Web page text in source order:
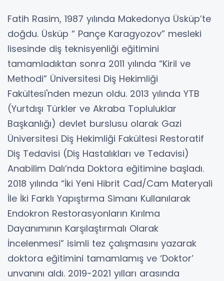
Fatih Rasim, 1987 yılında Makedonya Üsküp’te
doğdu. Üsküp “ Pançe Karagyozov” mesleki
lisesinde diş teknisyenliği eğitimini
tamamladıktan sonra 2011 yılında “Kiril ve
Methodi” Üniversitesi Diş Hekimliği
Fakültesi'nden mezun oldu. 2013 yılında YTB
(Yurtdışı Türkler ve Akraba Topluluklar
Başkanlığı) devlet burslusu olarak Gazi
Üniversitesi Diş Hekimliği Fakültesi Restoratif
Diş Tedavisi (Diş Hastalıkları ve Tedavisi)
Anabilim Dalı’nda Doktora eğitimine başladı.
2018 yılında “İki Yeni Hibrit Cad/Cam Materyali
İle İki Farklı Yapıştırma Simanı Kullanılarak
Endokron Restorasyonların Kırılma
Dayanımının Karşılaştırmalı Olarak
İncelenmesi” isimli tez çalışmasını yazarak
doktora eğitimini tamamlamış ve ‘Doktor’
unvanını aldı. 2019-2021 yılları arasında